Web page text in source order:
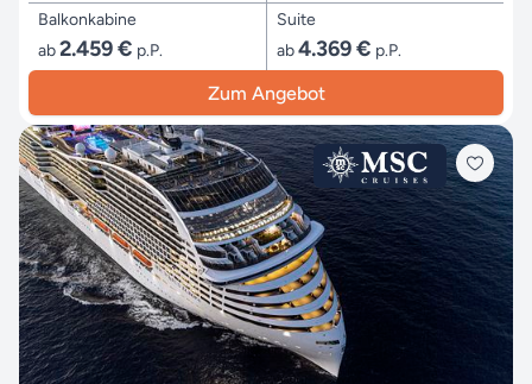
Balkonkabine
ab2.459 € p.P.
Suite
ab4.369 € p.P.
Zum Angebot